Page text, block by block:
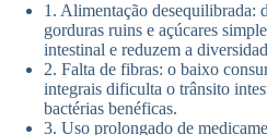
1. Alimentação desequilibrada:
gorduras ruins e açúcares
intestinal e reduzem a
2. Falta de fibras: o baixo
integrais dificulta o trânsito
bactérias benéficas.
3. Uso prolongado de